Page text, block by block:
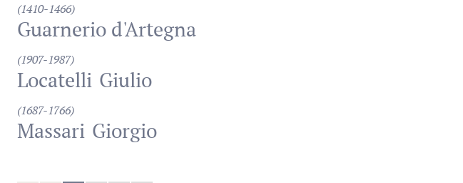
(1410-1466)
Guarnerio d'Artegna
(1907-1987)
Locatelli Giulio
(1687-1766)
Massari Giorgio